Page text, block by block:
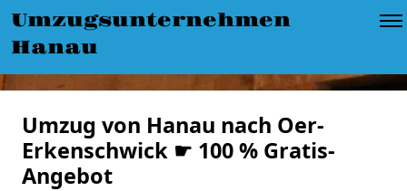
Umzugsunternehmen
Hanau
Umzug von Hanau nach Oer-
Erkenschwick ☛ 100 % Gratis-
Angebot